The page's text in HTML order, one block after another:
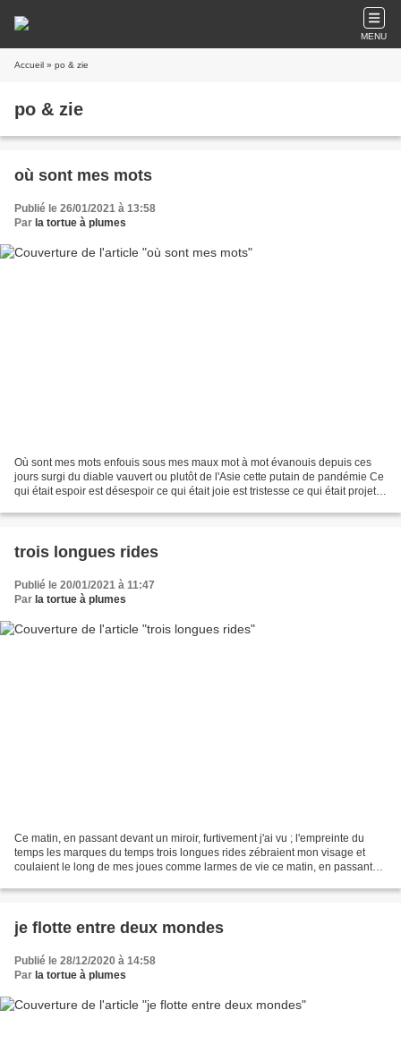
MENU
Accueil » po & zie
po & zie
où sont mes mots
Publié le 26/01/2021 à 13:58
Par la tortue à plumes
Où sont mes mots enfouis sous mes maux mot à mot évanouis depuis ces
jours surgi du diable vauvert ou plutôt de l'Asie cette putain de pandémie Ce
qui était espoir est désespoir ce qui était joie est tristesse ce qui était projet
trois longues rides
Publié le 20/01/2021 à 11:47
Par la tortue à plumes
Ce matin, en passant devant un miroir, furtivement j'ai vu ; l'empreinte du
temps les marques du temps trois longues rides zébraient mon visage et
coulaient le long de mes joues comme larmes de vie ce matin, en passant
je flotte entre deux mondes
Publié le 28/12/2020 à 14:58
Par la tortue à plumes